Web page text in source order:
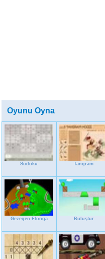
Oyunu Oyna
Sudoku Tangram
Gezegen Flonga Buluştur